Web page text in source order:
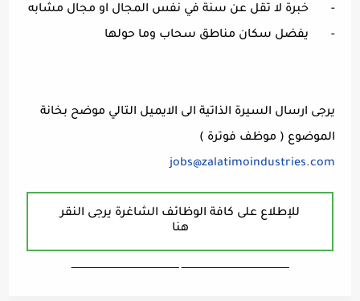
- خبرة لا تقل عن سنة في نفس المجال او مجال مشابه
- يفضل سكان مناطق سحاب وما حولها
يرجى ارسال السيرة الذاتية الى الايميل التالي موضح بخانة
الموضوع ( موظف فوترة )
jobs@zalatimoindustries.com
للإطلاع على كافة الوظائف الشاغرة يرجى النقر
هنا
ـــــــــــــــــــــــــــــــــــــــــــــــــــــــــــــــــــ ـــــــــــــــــــــــــــــــــــــــــــــــــــــــــــــــــــ